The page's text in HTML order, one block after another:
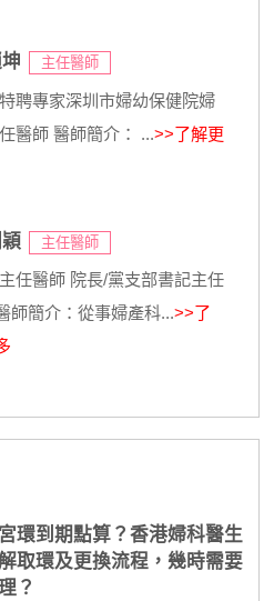
主任醫師
聘專家深圳市婦幼保健院婦
醫師 醫師簡介： ...>>了解更
主任醫師
任醫師 院長/黨支部書記主任
師簡介：從事婦產科...>>了
環到期點算？香港婦科醫生
取環及更換流程，幾時需要
？